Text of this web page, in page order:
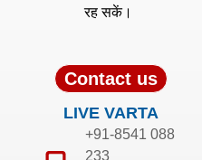
रह सकें।
Contact us
LIVE VARTA
+91-8541 088
233